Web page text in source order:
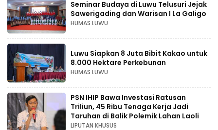
Seminar Budaya di Luwu Telusuri Jejak
Sawerigading dan Warisan I La Galigo
HUMAS LUWU
Luwu Siapkan 8 Juta Bibit Kakao untuk
8.000 Hektare Perkebunan
HUMAS LUWU
PSN IHIP Bawa Investasi Ratusan
Triliun, 45 Ribu Tenaga Kerja Jadi
Taruhan di Balik Polemik Lahan Laoli
LIPUTAN KHUSUS